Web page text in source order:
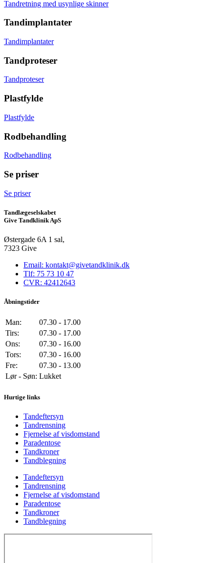
Tandretning med usynlige skinner
Tandimplantater
Tandimplantater
Tandproteser
Tandproteser
Plastfylde
Plastfylde
Rodbehandling
Rodbehandling
Se priser
Se priser
Tandlægeselskabet
Give Tandklinik ApS
Østergade 6A 1 sal,
7323 Give
Email: kontakt@givetandklinik.dk
Tlf: 75 73 10 47
CVR: 42412643
Åbningstider
Man:
07.30 - 17.00
Tirs:
07.30 - 17.00
Ons:
07.30 - 16.00
Tors:
07.30 - 16.00
Fre:
07.30 - 13.00
Lør - Søn: Lukket
Hurtige links
Tandeftersyn
Tandrensning
Fjernelse af visdomstand
Paradentose
Tandkroner
Tandblegning
Tandeftersyn
Tandrensning
Fjernelse af visdomstand
Paradentose
Tandkroner
Tandblegning